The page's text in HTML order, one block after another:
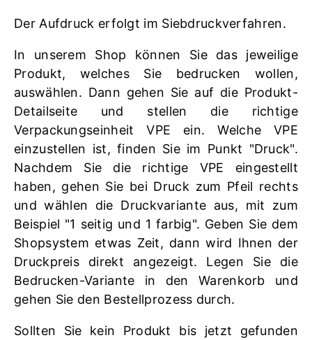
Der Aufdruck erfolgt im Siebdruckverfahren.
In unserem Shop können Sie das jeweilige
Produkt, welches Sie bedrucken wollen,
auswählen. Dann gehen Sie auf die Produkt-
Detailseite und stellen die richtige
Verpackungseinheit VPE ein. Welche VPE
einzustellen ist, finden Sie im Punkt "Druck".
Nachdem Sie die richtige VPE eingestellt
haben, gehen Sie bei Druck zum Pfeil rechts
und wählen die Druckvariante aus, mit zum
Beispiel "1 seitig und 1 farbig". Geben Sie dem
Shopsystem etwas Zeit, dann wird Ihnen der
Druckpreis direkt angezeigt. Legen Sie die
Bedrucken-Variante in den Warenkorb und
gehen Sie den Bestellprozess durch.
Sollten Sie kein Produkt bis jetzt gefunden